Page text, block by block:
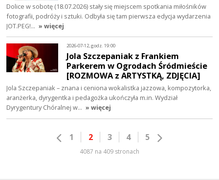
Dolice w sobotę (18.07.2026) stały się miejscem spotkania miłośników
fotografii, podróży i sztuki. Odbyła się tam pierwsza edycja wydarzenia
JOT.PEG!… » więcej
2026-07-12, godz. 19:00
Jola Szczepaniak z Frankiem
Parkerem w Ogrodach Śródmieście
[ROZMOWA z ARTYSTKĄ, ZDJĘCIA]
Jola Szczepaniak – znana i ceniona wokalistka jazzowa, kompozytorka,
aranżerka, dyrygentka i pedagożka ukończyła m.in. Wydział
Dyrygentury Chóralnej w… » więcej
1 2 3 4 5
4087 na 409 stronach